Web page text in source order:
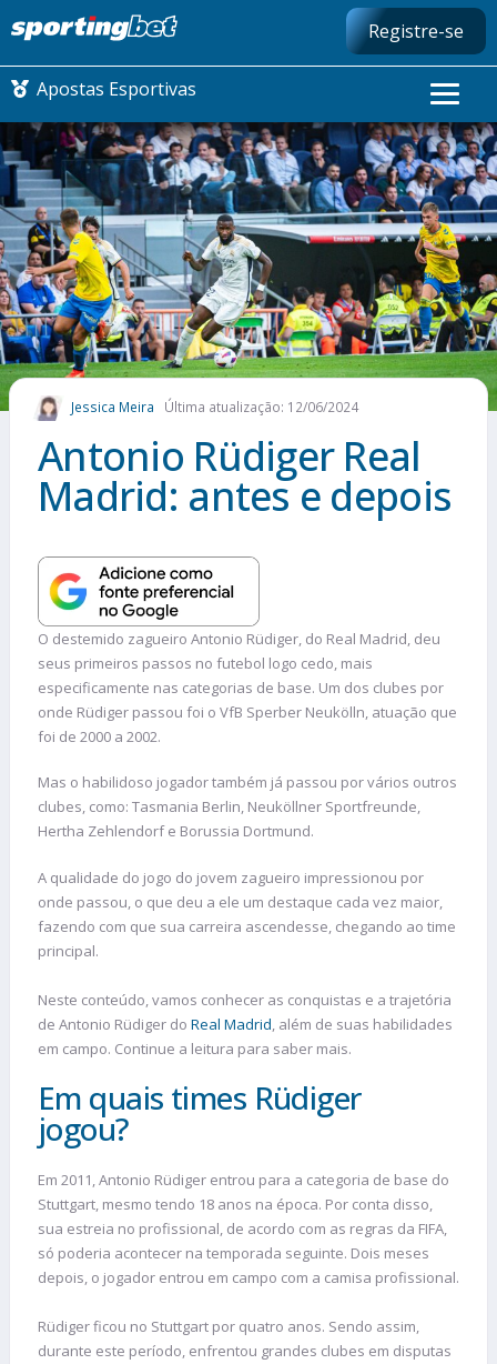
Registre-se
Apostas Esportivas
CONMEBOL LIBERTADORES
FUTEBOL NACIONAL
FUTEBOL INTERNACIONAL
COMO APOSTAR
MAIS ESPORTES
Jessica Meira Última atualização: 12/06/2024
Antonio Rüdiger Real
Madrid: antes e depois
O destemido zagueiro Antonio Rüdiger, do Real Madrid, deu
seus primeiros passos no futebol logo cedo, mais
especificamente nas categorias de base. Um dos clubes por
onde Rüdiger passou foi o VfB Sperber Neukölln, atuação que
foi de 2000 a 2002.
Mas o habilidoso jogador também já passou por vários outros
clubes, como: Tasmania Berlin, Neuköllner Sportfreunde,
Hertha Zehlendorf e Borussia Dortmund.
A qualidade do jogo do jovem zagueiro impressionou por
onde passou, o que deu a ele um destaque cada vez maior,
fazendo com que sua carreira ascendesse, chegando ao time
principal.
Neste conteúdo, vamos conhecer as conquistas e a trajetória
de Antonio Rüdiger do Real Madrid, além de suas habilidades
em campo. Continue a leitura para saber mais.
Em quais times Rüdiger
jogou?
Em 2011, Antonio Rüdiger entrou para a categoria de base do
Stuttgart, mesmo tendo 18 anos na época. Por conta disso,
sua estreia no profissional, de acordo com as regras da FIFA,
só poderia acontecer na temporada seguinte. Dois meses
depois, o jogador entrou em campo com a camisa profissional.
Rüdiger ficou no Stuttgart por quatro anos. Sendo assim,
durante este período, enfrentou grandes clubes em disputas